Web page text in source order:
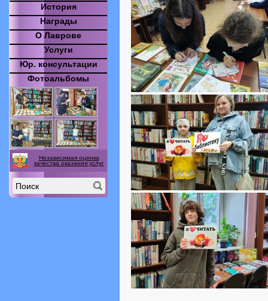
История
Награды
О Лаврове
Услуги
Юр. консультации
Фотоальбомы
Независимая оценка
качества оказания услуг